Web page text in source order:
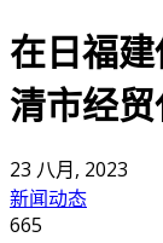
在日福
清市经
23 八月, 2023
新闻动态
665